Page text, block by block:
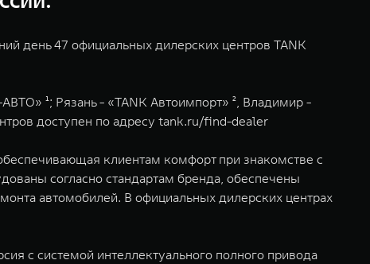
день 47 официальных дилерских центров TANK
¹; Рязань - «TANK Автоимпорт» ², Владимир -
доступен по адресу tank.ru/find-dealer
клиентам комфорт при знакомстве с
согласно стандартам бренда, обеспечены
автомобилей. В официальных дилерских центрах
с системой интеллектуального полного привода